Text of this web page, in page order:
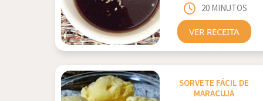
20 MINUTOS
VER RECEITA
SORVETE FÁCIL DE
MARACUJÁ